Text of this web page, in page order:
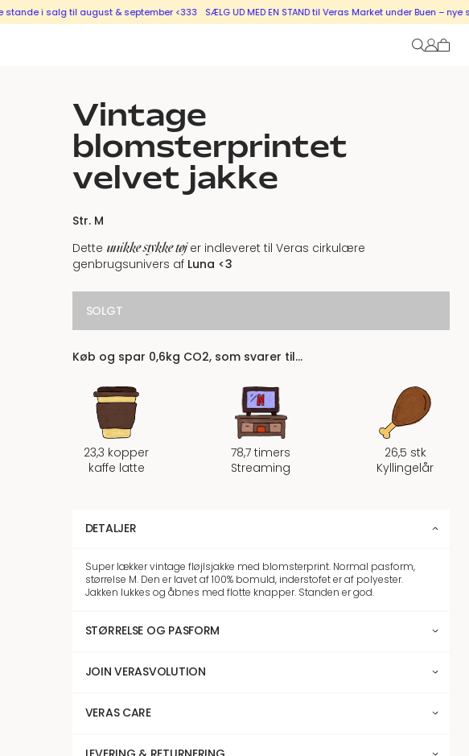
i salg til august & september <333 SÆLG UD MED EN STAND til Veras Market under Buen – nye
Vintage
blomsterprintet
velvet jakke
Str. M
Dette unikke stykke tøjer indleveret til Veras cirkulære
genbrugsunivers af Luna <3
SOLGT
Køb og spar 0,6kg CO2, som svarer til…
23,3 kopper
kaffe latte
78,7 timers
Streaming
26,5 stk
Kyllingelår
DETALJER
Super lækker vintage fløjlsjakke med blomsterprint. Normal pasform,
størrelse M. Den er lavet af 100% bomuld, inderstofet er af polyester.
Jakken lukkes og åbnes med flotte knapper. Standen er god.
STØRRELSE OG PASFORM
JOIN VERASVOLUTION
VERAS CARE